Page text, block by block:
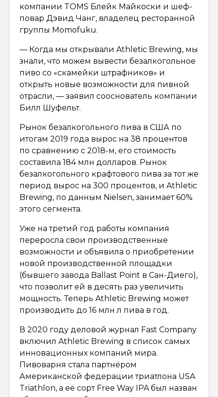
компании TOMS Блейк Майкоски и шеф-
повар Дэвид Чанг, владелец ресторанной
группы Momofuku.
— Когда мы открывали Athletic Brewing, мы
знали, что можем вывести безалкогольное
пиво со «скамейки штрафников» и
открыть новые возможности для пивной
отрасли, — заявил сооснователь компании
Билл Шуфельт.
Рынок безалкогольного пива в США по
итогам 2019 года вырос на 38 процентов
по сравнению с 2018-м, его стоимость
составила 184 млн долларов. Рынок
безалкогольного крафтового пива за тот же
период вырос на 300 процентов, и Athletic
Brewing, по данным Nielsen, занимает 60%
этого сегмента.
Уже на третий год работы компания
переросла свои производственные
возможности и объявила о приобретении
новой производственной площадки
(бывшего завода Ballast Point в Сан-Диего),
что позволит ей в десять раз увеличить
мощность. Теперь Athletic Brewing может
производить до 16 млн л пива в год.
В 2020 году деловой журнал Fast Company
включил Athletic Brewing в список самых
инновационных компаний мира.
Пивоварня стала партнёром
Американской федерации триатлона USA
Triathlon, а её сорт Free Way IPA был назван